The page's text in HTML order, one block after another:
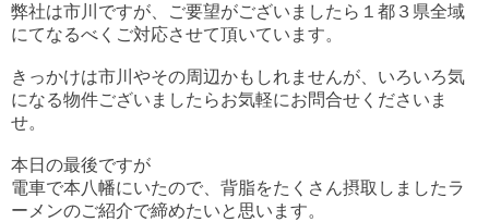
弊社は市川ですが、ご要望がございましたら１都３県全域
にてなるべくご対応させて頂いています。
きっかけは市川やその周辺かもしれませんが、いろいろ気
になる物件ございましたらお気軽にお問合せくださいま
せ。
本日の最後ですが
電車で本八幡にいたので、背脂をたくさん摂取しましたラ
ーメンのご紹介で締めたいと思います。